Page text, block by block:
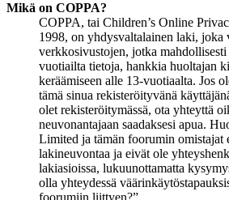
Mikä on COPPA?
COPPA, tai Children’s Online
1998, on yhdysvaltalainen laki, joka
verkkosivustojen, jotka
vuotiailta tietoja, hankkia huoltajan
keräämiseen alle 13-vuotiaalta. Jos
tämä sinua rekisteröityvänä
olet rekisteröitymässä, ota yhteyttä
neuvonantajaan saadaksesi apua.
Limited ja tämän foorumin omistajat
lakineuvontaa ja eivät ole
lakiasioissa, lukuunottamatta
olla yhteydessä
foorumiin liittyen?”.